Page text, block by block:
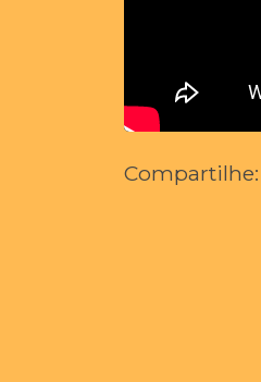
Compartilhe: